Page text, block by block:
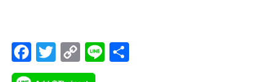
F
ac
T
wi
C
o
Li